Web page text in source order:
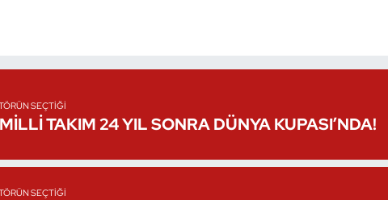
SEÇTIĞI
TAKIM 24 YIL SONRA DÜNYA KUPASI’NDA!
SEÇTIĞI